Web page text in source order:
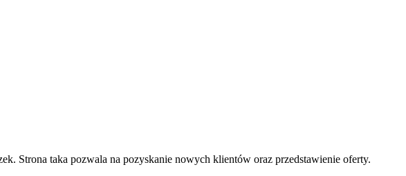
Strona taka pozwala na pozyskanie nowych klientów oraz przedstawienie oferty.